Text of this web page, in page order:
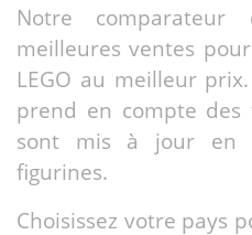
Notre
meilleures ventes
LEGO au meilleur
prend en compte
sont mis à jour en
figurines.
Choisissez votre pays